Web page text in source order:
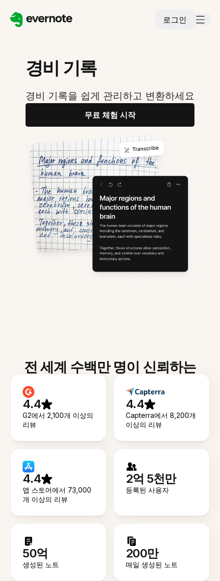
로그인
경비 기록
경비 기록을 쉽게 관리하고 변환하세요
무료 체험 시작
전 세계 수백만 명이 신뢰하는
4.4
G2에서 2,100개 이상의
리뷰
4.4
Capterra에서 8,200개
이상의 리뷰
4.4
앱 스토어에서 73,000
개 이상의 리뷰
2억 5천만
등록된 사용자
50억
생성된 노트
200만
매일 생성된 노트